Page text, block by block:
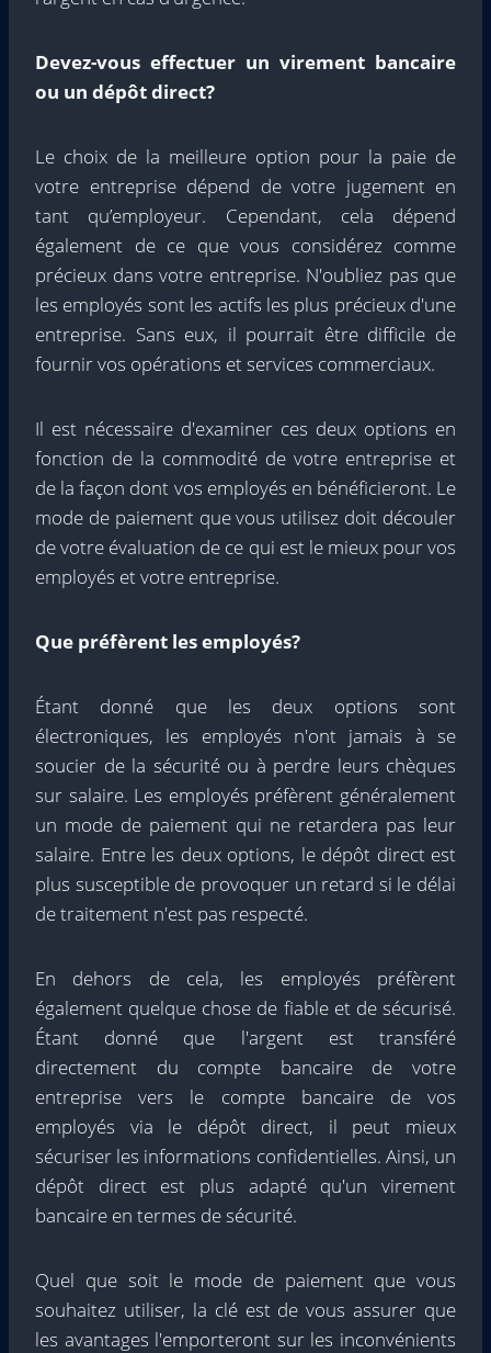
Devez-vous effectuer un virement bancaire
ou un dépôt direct?
Le choix de la meilleure option pour la paie de
votre entreprise dépend de votre jugement en
tant qu’employeur. Cependant, cela dépend
également de ce que vous considérez comme
précieux dans votre entreprise. N'oubliez pas que
les employés sont les actifs les plus précieux d'une
entreprise. Sans eux, il pourrait être difficile de
fournir vos opérations et services commerciaux.
Il est nécessaire d'examiner ces deux options en
fonction de la commodité de votre entreprise et
de la façon dont vos employés en bénéficieront. Le
mode de paiement que vous utilisez doit découler
de votre évaluation de ce qui est le mieux pour vos
employés et votre entreprise.
Que préfèrent les employés?
Étant donné que les deux options sont
électroniques, les employés n'ont jamais à se
soucier de la sécurité ou à perdre leurs chèques
sur salaire. Les employés préfèrent généralement
un mode de paiement qui ne retardera pas leur
salaire. Entre les deux options, le dépôt direct est
plus susceptible de provoquer un retard si le délai
de traitement n'est pas respecté.
En dehors de cela, les employés préfèrent
également quelque chose de fiable et de sécurisé.
Étant donné que l'argent est transféré
directement du compte bancaire de votre
entreprise vers le compte bancaire de vos
employés via le dépôt direct, il peut mieux
sécuriser les informations confidentielles. Ainsi, un
dépôt direct est plus adapté qu'un virement
bancaire en termes de sécurité.
Quel que soit le mode de paiement que vous
souhaitez utiliser, la clé est de vous assurer que
les avantages l'emporteront sur les inconvénients